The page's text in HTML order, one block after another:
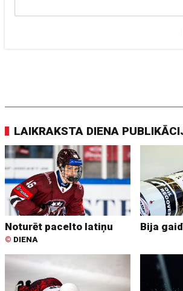
LAIKRAKSTA DIENA
Noturēt pacelto latiņu
© DIENA
Bija